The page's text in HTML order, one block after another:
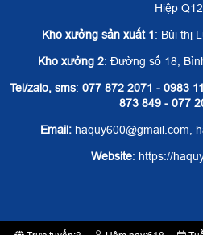
Hiệp Q12.
Kho xưởng sản xuất 1: Bùi thị
Kho xưởng 2: Đường số 18,
Tel/zalo, sms: 077 872 2071 - 0983
873 849 - 077
Email: haquy600@gmail.com,
Website: https://